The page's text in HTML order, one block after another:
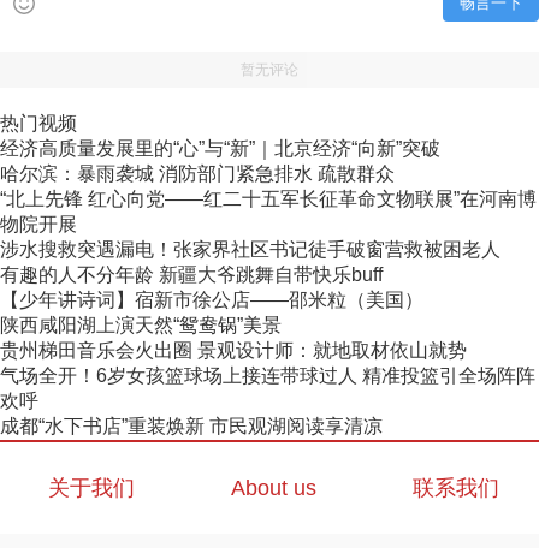
暂无评论
热门视频
经济高质量发展里的“心”与“新”｜北京经济“向新”突破
哈尔滨：暴雨袭城 消防部门紧急排水 疏散群众
“北上先锋 红心向党——红二十五军长征革命文物联展”在河南博
物院开展
涉水搜救突遇漏电！张家界社区书记徒手破窗营救被困老人
有趣的人不分年龄 新疆大爷跳舞自带快乐buff
【少年讲诗词】宿新市徐公店——邵米粒（美国）
陕西咸阳湖上演天然“鸳鸯锅”美景
贵州梯田音乐会火出圈 景观设计师：就地取材依山就势
气场全开！6岁女孩篮球场上接连带球过人 精准投篮引全场阵阵
欢呼
成都“水下书店”重装焕新 市民观湖阅读享清凉
关于我们 About us 联系我们